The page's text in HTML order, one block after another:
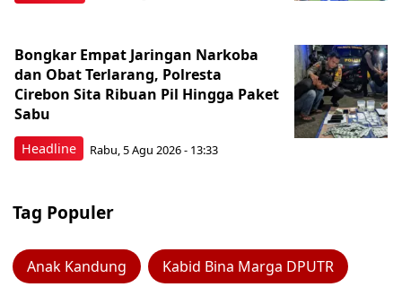
Headline
Bongkar Empat Jaringan Narkoba
dan Obat Terlarang, Polresta
Cirebon Sita Ribuan Pil Hingga Paket
Sabu
Rabu, 5 Agu 2026 - 13:33
Tag Populer
Anak Kandung Kabid Bina Marga DPUTR